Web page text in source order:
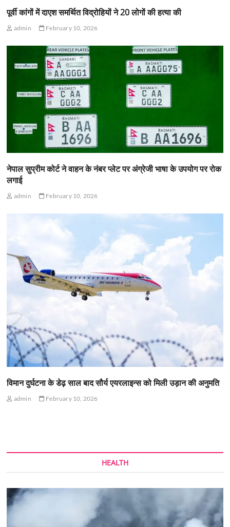
पूर्वी कांगों में दाएश समर्थित विद्रोहियों ने 20 लोगों की हत्या की
admin February 10, 2026
नेपाल सुप्रीम कोर्ट ने वाहन के नंबर प्लेट पर अंग्रेजी भाषा के उपयोग पर रोक
लगाई
admin February 10, 2026
विमान दुर्घटना के डेढ़ साल बाद सौर्य एयरलाइन्स को मिली उड़ान की अनुमति
admin February 10, 2026
HEALTH